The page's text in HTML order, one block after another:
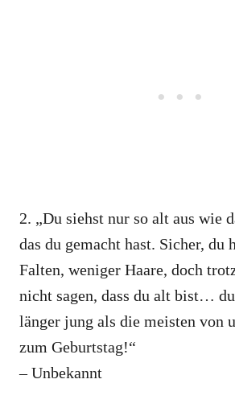
2. „Du siehst nur so alt aus wie
das du gemacht hast. Sicher, du
Falten, weniger Haare, doch
nicht sagen, dass du alt bist…
länger jung als die meisten von
zum Geburtstag!“
– Unbekannt